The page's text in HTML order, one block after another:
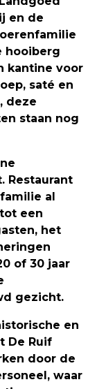
en de
hooiberg
kantine voor
saté en
deze
staan nog
Restaurant
al
een
het
of 30 jaar
gezicht.
en
De Ruif
door de
waar